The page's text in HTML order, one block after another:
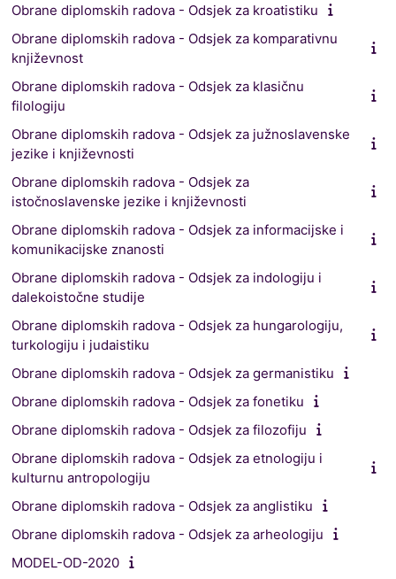
Obrane diplomskih radova - Odsjek za kroatistiku
Obrane diplomskih radova - Odsjek za komparativnu
književnost
Obrane diplomskih radova - Odsjek za klasičnu
filologiju
Obrane diplomskih radova - Odsjek za južnoslavenske
jezike i književnosti
Obrane diplomskih radova - Odsjek za
istočnoslavenske jezike i književnosti
Obrane diplomskih radova - Odsjek za informacijske i
komunikacijske znanosti
Obrane diplomskih radova - Odsjek za indologiju i
dalekoistočne studije
Obrane diplomskih radova - Odsjek za hungarologiju,
turkologiju i judaistiku
Obrane diplomskih radova - Odsjek za germanistiku
Obrane diplomskih radova - Odsjek za fonetiku
Obrane diplomskih radova - Odsjek za filozofiju
Obrane diplomskih radova - Odsjek za etnologiju i
kulturnu antropologiju
Obrane diplomskih radova - Odsjek za anglistiku
Obrane diplomskih radova - Odsjek za arheologiju
MODEL-OD-2020